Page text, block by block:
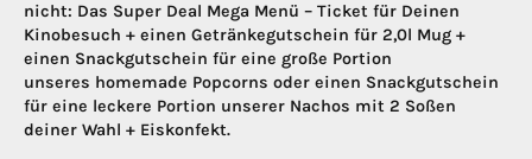
nicht: Das Super Deal Mega Menü – Ticket für Deinen
Kinobesuch + einen Getränkegutschein für 2,0l Mug +
einen Snackgutschein für eine große Portion
unseres homemade Popcorns oder einen Snackgutschein
für eine leckere Portion unserer Nachos mit 2 Soßen
deiner Wahl + Eiskonfekt.